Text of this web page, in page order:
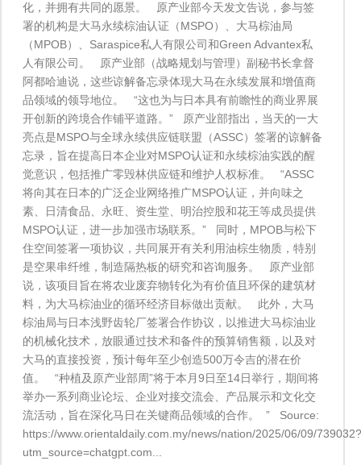
化，并拥有共同的愿景。 原产业部今天发文告说，参与签
署的机构是大马永续棕油认证（MSPO）、大马棕油局
（MPOB）、Saraspice私人有限公司和Green Advantex私
人有限公司。 原产业部（战略规划与管理）副秘书长拿督
阿都哈迪说，这些谅解备忘录体现大马在永续发展和增值商
品领域的领导地位。 “这也为与日本具有前瞻性的商业界展
开创新的跨境合作铺平道路。” 原产业部指出，当天的一大
亮点是MSPO与全球永续供应链联盟（ASSC）签署的谅解备
忘录，旨在提高日本企业对MSPO认证和永续棕油实践的醒
觉意识，包括推广零毁林供应链和维护人权标准。 “ASSC
将向其在日本的广泛企业网络推广MSPO认证，并向味之
素、日清食品、永旺、资生堂、明治控股和花王等成员提供
MSPO认证，进一步加强市场联系。” 同时，MPOB与松下
住空间签署一项协议，共同展开有关利用油棕生物质，特别
是空果串纤维，制造隔热板的研究和咨询服务。 原产业部
说，该项目旨在将农业废弃物转化为有价值且环保的建筑材
料，为大马棕油业的循环经济目标做出贡献。 此外，大马
棕油局与日本浅野齿轮厂签署合作协议，以推进大马棕油业
的机械化技术，放眼通过技术和备件的预算销售额，以及对
大马的直接投资，预计每年至少创造500万令吉的潜在价
值。 “种植及原产业部周”将于本月9日至14日举行，期间将
举办一系列商业论坛、企业对接交流会、产品展示和文化交
流活动，旨在深化马日在关键商品领域的合作。 ” Source:
https://www.orientaldaily.com.my/news/nation/2025/06/09/739032?
utm_source=chatgpt.com...